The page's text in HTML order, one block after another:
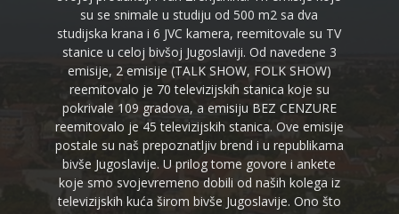
su se snimale u studiju od 500 m2 sa dva
studijska krana i 6 JVC kamera, reemitovale su TV
stanice u celoj bivšoj Jugoslaviji. Od navedene 3
emisije, 2 emisije (TALK SHOW, FOLK SHOW)
reemitovalo je 70 televizijskih stanica koje su
pokrivale 109 gradova, a emisiju BEZ CENZURE
reemitovalo je 45 televizijskih stanica. Ove emisije
postale su naš prepoznatljiv brend i u republikama
bivše Jugoslavije. U prilog tome govore i ankete
koje smo svojevremeno dobili od naših kolega iz
televizijskih kuća širom bivše Jugoslavije. Ono što